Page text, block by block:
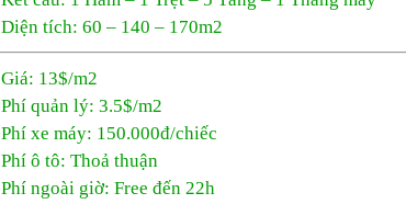
Diện tích: 60 – 140 – 170m2
Giá: 13$/m2
Phí quản lý: 3.5$/m2
Phí xe máy: 150.000đ/chiếc
Phí ô tô: Thoả thuận
Phí ngoài giờ: Free đến 22h